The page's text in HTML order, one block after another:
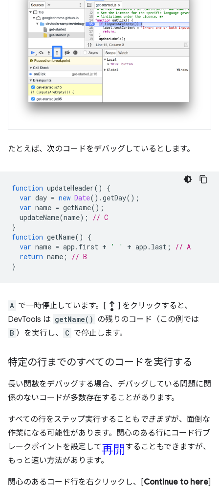
たとえば、次のコードをデバッグしているとします。
function updateHeader()
{
var day = new Date().getDay();
var name = getName();
updateName(name);
// C
}
function getName()
{
var name = app . first + ' ' + app . last ;
// A
return name ;
// B
}
A で一時停止しています。[ step_out ] をクリックすると、
DevTools は getName() の残りのコード（この例では
B ）を実行し、 C で停止します。
特定の行までのすべてのコードを実行する
長い関数をデバッグする場合、デバッグしている問題に関
係のないコードが多数存在することがあります。
すべての行をステップ実行することも できますが、面倒な
作業になる可能性があります。関心のある行にコード行ブ
レークポイントを設定して再開することもできますが、
もっと速い方法があります。
関心のあるコード行を右クリックし、[Continue to here]